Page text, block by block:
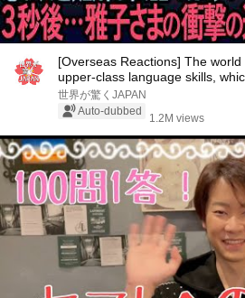
[Overseas Reactions] The
upper-class language skills,
世界が驚くJAPAN
Auto-dubbed
1.2M views